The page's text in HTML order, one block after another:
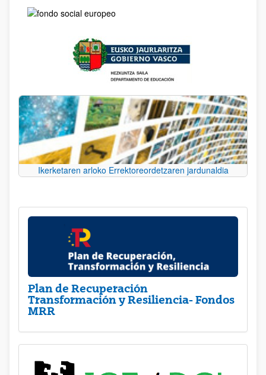
Ikerketaren arloko Errektoreordetzaren jardunaldia
Plan de Recuperación
Transformación y Resiliencia- Fondos
MRR